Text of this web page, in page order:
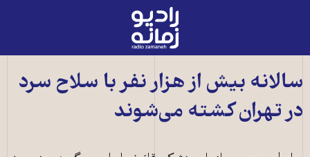
رادیو
زمانه
صفحه
اصلی
سالانه بيش از هزار نفر با سلاح سرد
در تهران کشته می‌شوند